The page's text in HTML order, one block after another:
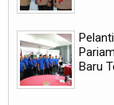
Baru